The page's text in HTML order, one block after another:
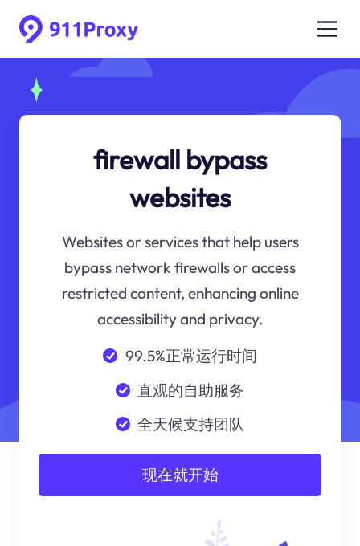
firewall bypass
websites
Websites or services that help users
bypass network firewalls or access
restricted content, enhancing online
accessibility and privacy.
99.5%正常运行时间
直观的自助服务
全天候支持团队
现在就开始